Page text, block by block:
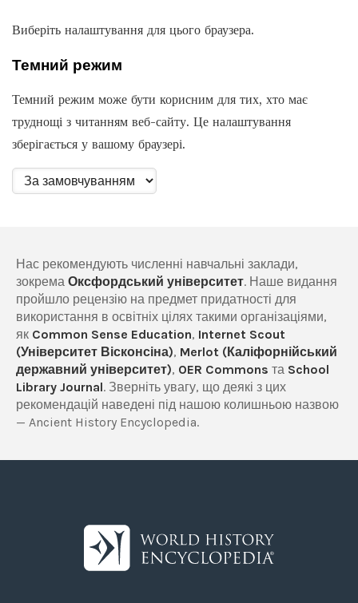
Виберіть налаштування для цього браузера.
Темний режим
Темний режим може бути корисним для тих, хто має
труднощі з читанням веб-сайту. Це налаштування
зберігається у вашому браузері.
Нас рекомендують численні навчальні заклади,
зокрема Оксфордський університет. Наше видання
пройшло рецензію на предмет придатності для
використання в освітніх цілях такими організаціями,
як Common Sense Education, Internet Scout
(Університет Вісконсіна), Merlot (Каліфорнійський
державний університет), OER Commons та School
Library Journal. Зверніть увагу, що деякі з цих
рекомендацій наведені під нашою колишньою назвою
— Ancient History Encyclopedia.